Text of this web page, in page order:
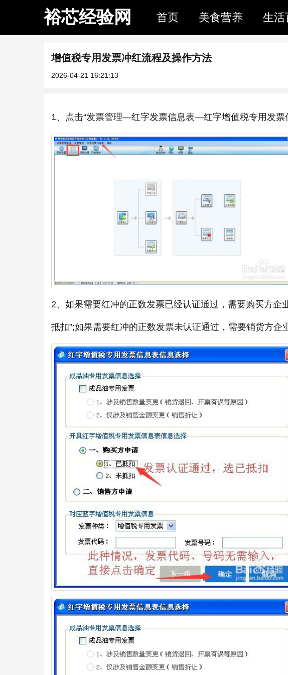
裕芯经验网 首页 美食营养 生活
增值税专用发票冲红流程及操作方法
2026-04-21 16:21:13
1、点击“发票管理—红字发票信息表—红字增值税专用发票
2、如果需要红冲的正数发票已经认证通过，需要购买方
抵扣”;如果需要红冲的正数发票未认证通过，需要销货方企